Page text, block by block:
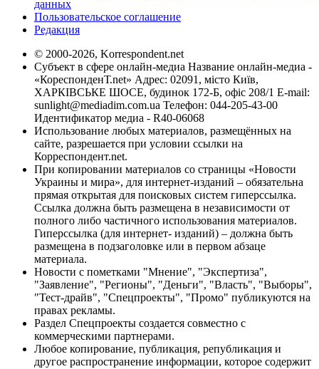
данных
Пользовательское соглашение
Редакция
© 2000-2026, Korrespondent.net
Субъект в сфере онлайн-медиа Название онлайн-медиа -
«КореспонденТ.net» Адрес: 02091, місто Київ,
ХАРКІВСЬКЕ ШОСЕ, будинок 172-Б, офіс 208/1 E-mail:
sunlight@mediadim.com.ua Телефон: 044-205-43-00
Идентификатор медиа - R40-06068
Использование любых материалов, размещённых на
сайте, разрешается при условии ссылки на
Корреспондент.net.
При копировании материалов со страницы «Новости
Украины и мира», для интернет-изданий – обязательна
прямая открытая для поисковых систем гиперссылка.
Ссылка должна быть размещена в независимости от
полного либо частичного использования материалов.
Гиперссылка (для интернет- изданий) – должна быть
размещена в подзаголовке или в первом абзаце
материала.
Новости с пометками "Мнение", "Экспертиза",
"Заявление", "Регионы", "Деньги", "Власть", "Выборы",
"Тест-драйв", "Спецпроекты", "Промо" публикуются на
правах рекламы.
Раздел Спецпроекты создается совместно с
коммерческими партнерами.
Любое копирование, публикация, републикация и
другое распространение информации, которое содержит